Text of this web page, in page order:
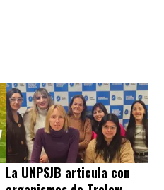
La UNPSJB articula con